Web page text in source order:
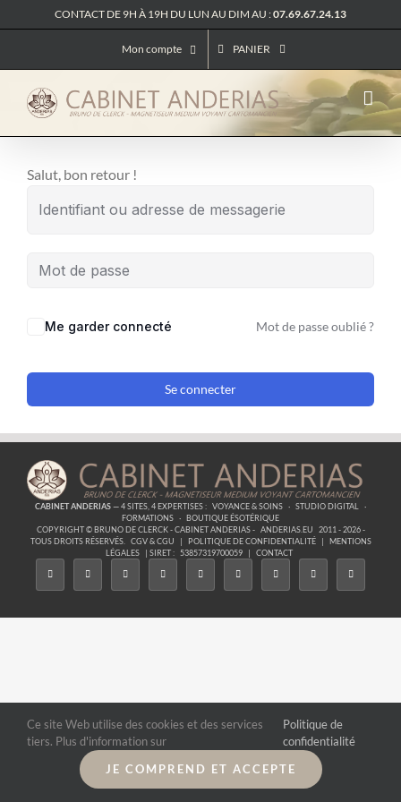
au
CONTACT DE 9H À 19H DU LUN AU DIM AU :07.69.67.24.13
Mon compte PANIER
Salut, bon retour !
Me garder connecté Mot de passe oublié ?
Se connecter
CABINET ANDERIAS— 4 SITES, 4 EXPERTISES : VOYANCE & SOINS · STUDIO DIGITAL
·
FORMATIONS · BOUTIQUE ÉSOTÉRIQUE
COPYRIGHT © BRUNO DE CLERCK - CABINET ANDERIAS - ANDERIAS.EU
2011 - 2026 -
TOUS DROITS RÉSERVÉS.
CGV & CGU | POLITIQUE DE CONFIDENTIALITÉ |
MENTIONS
LÉGALES
| SIRET : 53857319700059 | CONTACT
Ce site Web utilise des cookies et des services
tiers. Plus d'information sur
Politique de
confidentialité
JE COMPREND ET ACCEPTE